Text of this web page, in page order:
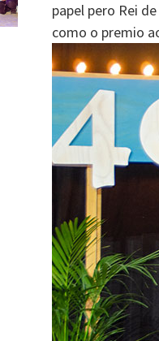
papel pero Rei
como o premio